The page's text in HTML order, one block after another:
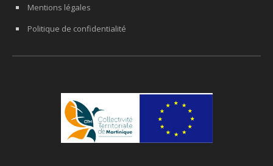
Mentions légales
Politique de confidentialité